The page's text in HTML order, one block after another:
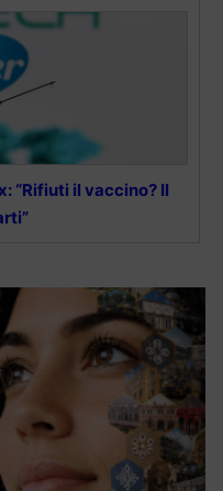
“Rifiuti il vaccino? Il